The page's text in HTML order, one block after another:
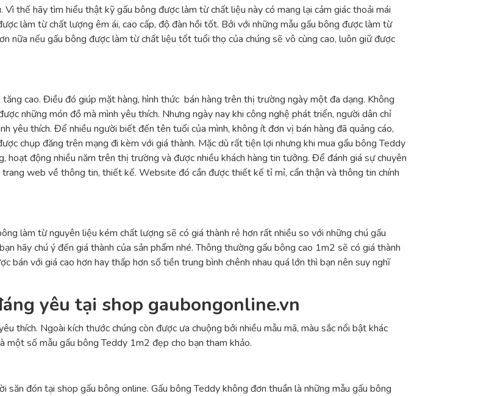
thế hãy tìm hiểu thật kỹ gấu bông được làm từ chất liệu này có mang lại cảm giác thoải mái
làm từ chất lượng êm ái, cao cấp, độ đàn hồi tốt. Bởi với những mẫu gấu bông được làm từ
nữa nếu gấu bông được làm từ chất liệu tốt tuổi thọ của chúng sẽ vô cùng cao, luôn giữ được
cao. Điều đó giúp mặt hàng, hình thức bán hàng trên thị trường ngày một đa dạng. Không
những món đồ mà mình yêu thích. Nhưng ngày nay khi công nghệ phát triển, người dân chỉ
yêu thích. Để nhiều người biết đến tên tuổi của mình, không ít đơn vị bán hàng đã quảng cáo,
chụp đăng trên mạng đi kèm với giá thành. Mặc dù rất tiện lợi nhưng khi mua gấu bông Teddy
hoạt động nhiều năm trên thị trường và được nhiều khách hàng tin tưởng. Để đánh giá sự chuyên
web về thông tin, thiết kế. Website đó cần được thiết kế tỉ mỉ, cẩn thận và thông tin chính
làm từ nguyên liệu kém chất lượng sẽ có giá thành rẻ hơn rất nhiều so với những chú gấu
hãy chú ý đến giá thành của sản phẩm nhé. Thông thường gấu bông cao 1m2 sẽ có giá thành
với giá cao hơn hay thấp hơn số tiền trung bình chênh nhau quá lớn thì bạn nên suy nghĩ
yêu tại shop gaubongonline.vn
thích. Ngoài kích thước chúng còn được ưa chuộng bởi nhiều mẫu mã, màu sắc nổi bật khác
một số mẫu gấu bông Teddy 1m2 đẹp cho bạn tham khảo.
săn đón tại shop gấu bông online. Gấu bông Teddy không đơn thuần là những mẫu gấu bông